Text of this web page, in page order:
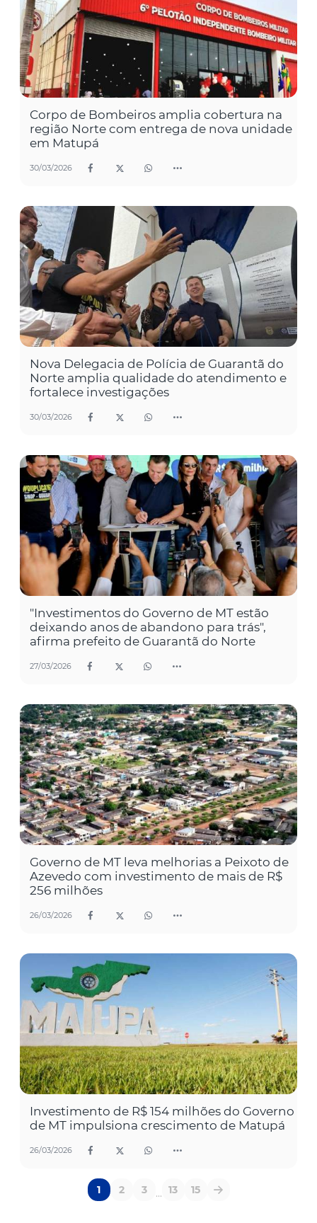
Corpo de Bombeiros amplia cobertura na
região Norte com entrega de nova unidade
em Matupá
30/03/2026
Nova Delegacia de Polícia de Guarantã do
Norte amplia qualidade do atendimento e
fortalece investigações
30/03/2026
"Investimentos do Governo de MT estão
deixando anos de abandono para trás",
afirma prefeito de Guarantã do Norte
27/03/2026
Governo de MT leva melhorias a Peixoto de
Azevedo com investimento de mais de R$
256 milhões
26/03/2026
Investimento de R$ 154 milhões do Governo
de MT impulsiona crescimento de Matupá
26/03/2026
1 2 3 ... 13 15